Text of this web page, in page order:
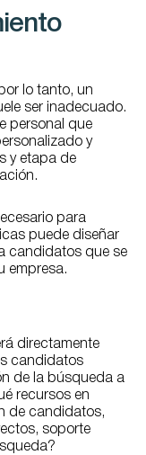
lo tanto, un
ser inadecuado.
personal que
y
y etapa de
para
puede diseñar
candidatos que se
empresa.
directamente
candidatos
de la búsqueda a
recursos en
de candidatos,
soporte